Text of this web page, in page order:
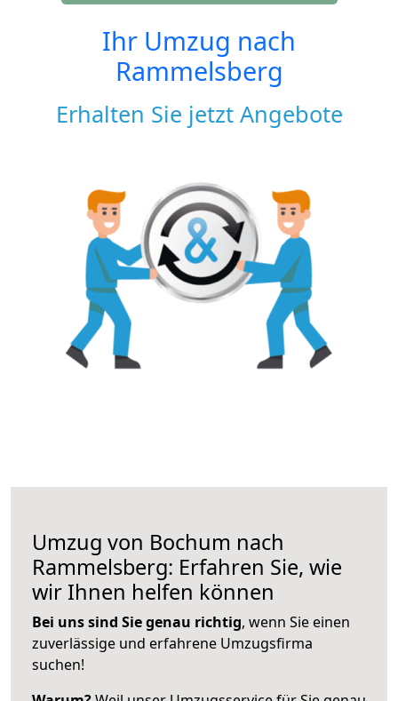
Ihr Umzug nach
Rammelsberg
Erhalten Sie jetzt Angebote
Umzug von Bochum nach
Rammelsberg: Erfahren Sie, wie
wir Ihnen helfen können
Bei uns sind Sie genau richtig, wenn Sie einen
zuverlässige und erfahrene Umzugsfirma
suchen!